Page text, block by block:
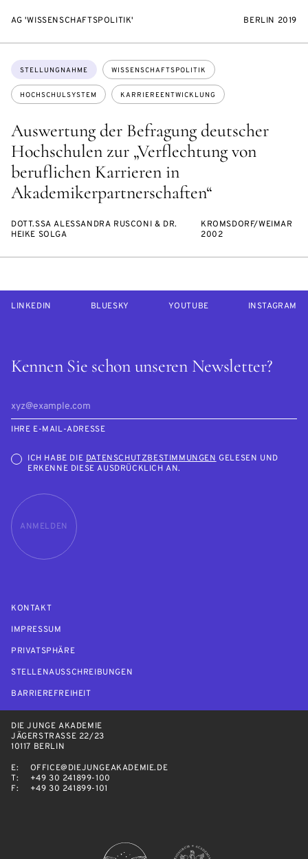
AG 'WISSENSCHAFTSPOLITIK' BERLIN 2019
Auswertung der Befragung deutscher
Hochschulen zur „Verflechtung von
beruflichen Karrieren in
Akademikerpartnerschaften“
Themen:
STELLUNGNAHME WISSENSCHAFTSPOLITIK
HOCHSCHULSYSTEM KARRIEREENTWICKLUNG
DOTT.SSA ALESSANDRA RUSCONI & DR.
HEIKE SOLGA
KROMSDORF/WEIMAR
2002
Kennen Sie schon unseren Newsletter?
IHRE E-MAIL-ADRESSE
ICH HABE DIEDATENSCHUTZBESTIMMUNGENGELESEN UND
ERKENNE DIESE AUSDRÜCKLICH AN.
ANMELDEN
LINKEDIN BLUESKY YOUTUBE INSTAGRAM
KONTAKT
IMPRESSUM
PRIVATSPHÄRE
STELLENAUSSCHREIBUNGEN
BARRIEREFREIHEIT
DIE JUNGE AKADEMIE
JÄGERSTRASSE 22/23
10117 BERLIN
E:
OFFICE@DIEJUNGEAKADEMIE.DE
T:
+49 30 241899-100
F:
+49 30 241899-101